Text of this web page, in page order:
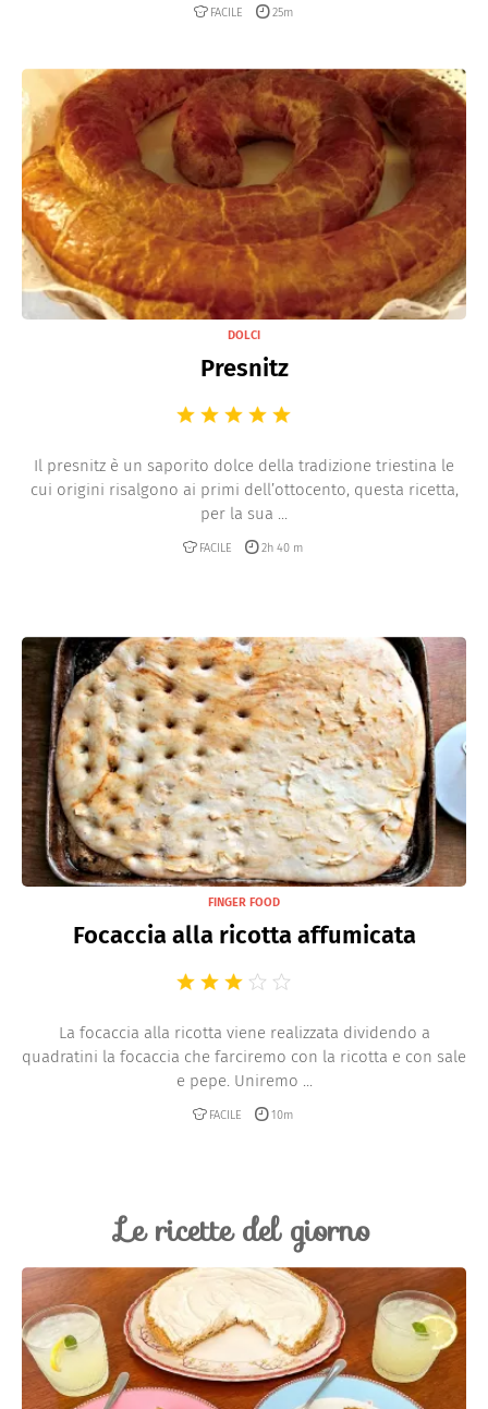
FACILE 25m
DOLCI
Presnitz
Il presnitz è un saporito dolce della tradizione triestina le
cui origini risalgono ai primi dell’ottocento, questa ricetta,
per la sua ...
FACILE 2h 40 m
FINGER FOOD
Focaccia alla ricotta affumicata
La focaccia alla ricotta viene realizzata dividendo a
quadratini la focaccia che farciremo con la ricotta e con sale
e pepe. Uniremo ...
FACILE 10m
Le ricette del giorno